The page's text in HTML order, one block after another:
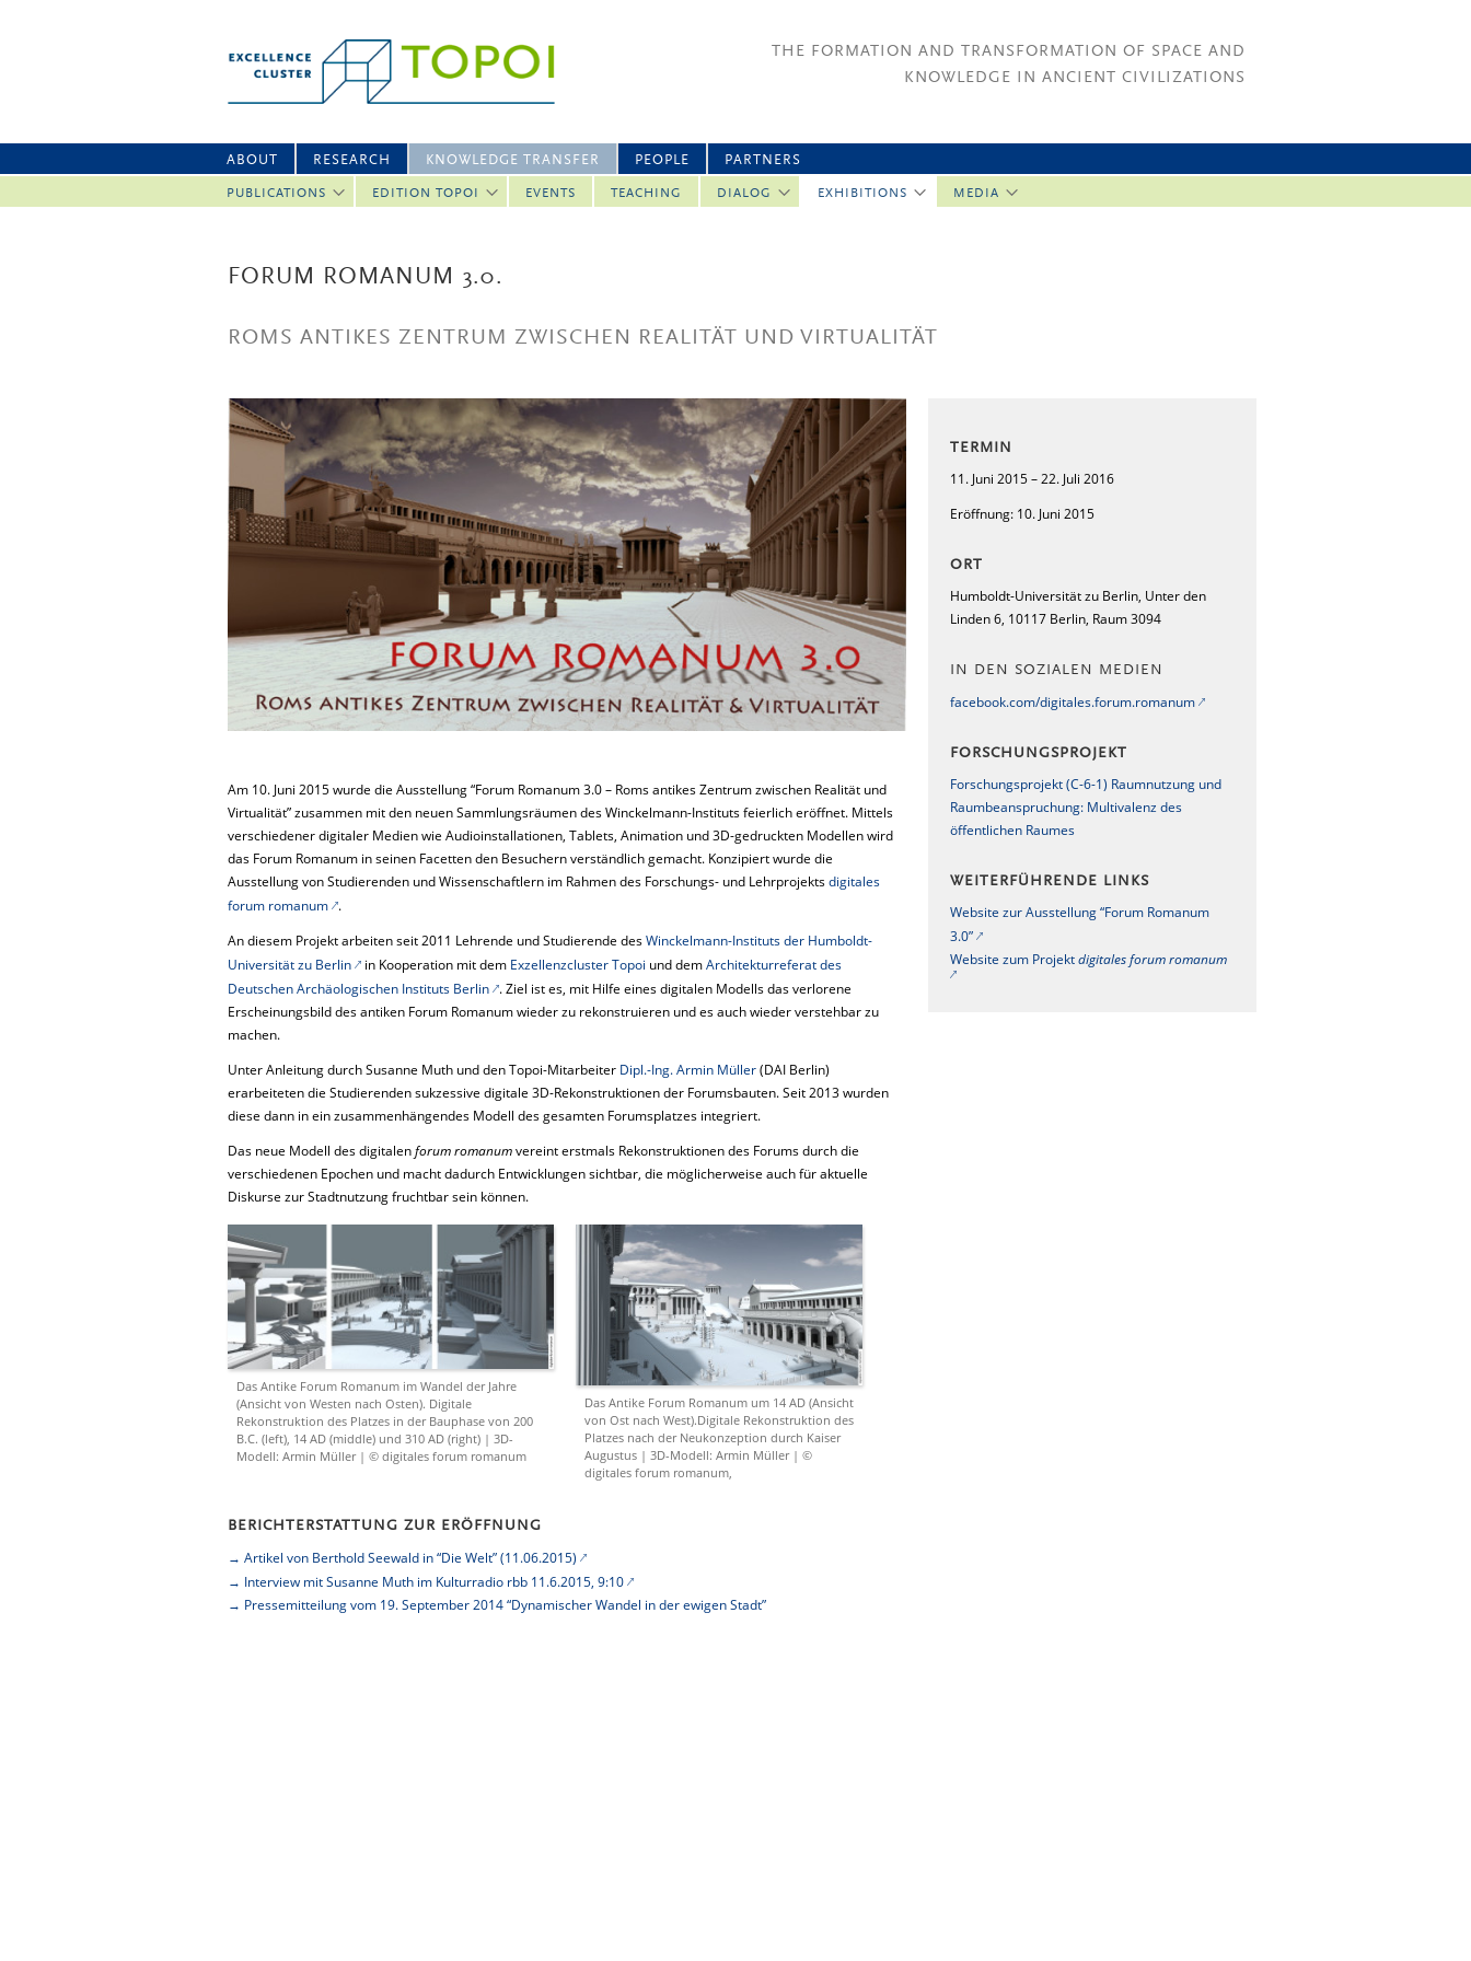
THE FORMATION AND TRANSFORMATION OF SPACE AND
KNOWLEDGE IN ANCIENT CIVILIZATIONS
ABOUT RESEARCH KNOWLEDGE TRANSFER
PUBLICATIONS EDITION TOPOI EVENTS TEACHING DIALOG EXHIBITIONS MEDIA
PEOPLE PARTNERS
FORUM ROMANUM 3.0.
ROMS ANTIKES ZENTRUM ZWISCHEN REALITÄT UND VIRTUALITÄT
Am 10. Juni 2015 wurde die Ausstellung “Forum Romanum 3.0 – Roms antikes Zentrum zwischen Realität und
Virtualität” zusammen mit den neuen Sammlungsräumen des Winckelmann-Instituts feierlich eröffnet. Mittels
verschiedener digitaler Medien wie Audioinstallationen, Tablets, Animation und 3D-gedruckten Modellen wird
das Forum Romanum in seinen Facetten den Besuchern verständlich gemacht. Konzipiert wurde die
Ausstellung von Studierenden und Wissenschaftlern im Rahmen des Forschungs- und Lehrprojektsdigitales
forum romanum .
An diesem Projekt arbeiten seit 2011 Lehrende und Studierende desWinckelmann-Instituts der Humboldt-
Universität zu Berlin
in Kooperation mit dem Exzellenzcluster Topoi und demArchitekturreferat des
Deutschen Archäologischen Instituts Berlin . Ziel ist es, mit Hilfe eines digitalen Modells das verlorene
Erscheinungsbild des antiken Forum Romanum wieder zu rekonstruieren und es auch wieder verstehbar zu
machen.
Unter Anleitung durch Susanne Muth und den Topoi-Mitarbeiter Dipl.-Ing. Armin Müller(DAI Berlin)
erarbeiteten die Studierenden sukzessive digitale 3D-Rekonstruktionen der Forumsbauten. Seit 2013 wurden
diese dann in ein zusammenhängendes Modell des gesamten Forumsplatzes integriert.
Das neue Modell des digitalenforum romanumvereint erstmals Rekonstruktionen des Forums durch die
verschiedenen Epochen und macht dadurch Entwicklungen sichtbar, die möglicherweise auch für aktuelle
Diskurse zur Stadtnutzung fruchtbar sein können.
Das Antike Forum Romanum im Wandel der Jahre
(Ansicht von Westen nach Osten). Digitale
Rekonstruktion des Platzes in der Bauphase von 200
B.C. (left), 14 AD (middle) und 310 AD (right) | 3D-
Modell: Armin Müller | © digitales forum romanum
Das Antike Forum Romanum um 14 AD (Ansicht
von Ost nach West).Digitale Rekonstruktion des
Platzes nach der Neukonzeption durch Kaiser
Augustus | 3D-Modell: Armin Müller | ©
digitales forum romanum,
BERICHTERSTATTUNG ZUR ERÖFFNUNG
→ Artikel von Berthold Seewald in “Die Welt” (11.06.2015)
→ Interview mit Susanne Muth im Kulturradio rbb 11.6.2015, 9:10
→ Pressemitteilung vom 19. September 2014 “Dynamischer Wandel in der ewigen Stadt”
TERMIN
11. Juni 2015 – 22. Juli 2016
Eröffnung: 10. Juni 2015
ORT
Humboldt-Universität zu Berlin, Unter den
Linden 6, 10117 Berlin, Raum 3094
IN DEN SOZIALEN MEDIEN
facebook.com/digitales.forum.romanum
FORSCHUNGSPROJEKT
Forschungsprojekt (C-6-1) Raumnutzung und
Raumbeanspruchung: Multivalenz des
öffentlichen Raumes
WEITERFÜHRENDE LINKS
Website zur Ausstellung “Forum Romanum
3.0”
Website zum Projektdigitales forum romanum